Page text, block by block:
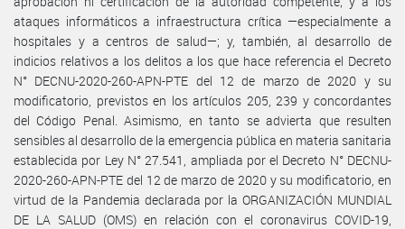
ataques informáticos a infraestructura crítica —especialmente a
hospitales y a centros de salud—; y, también, al desarrollo de
indicios relativos a los delitos a los que hace referencia el Decreto
N° DECNU-2020-260-APN-PTE del 12 de marzo de 2020 y su
modificatorio, previstos en los artículos 205, 239 y concordantes
del Código Penal. Asimismo, en tanto se advierta que resulten
sensibles al desarrollo de la emergencia pública en materia sanitaria
establecida por Ley N° 27.541, ampliada por el Decreto N° DECNU-
2020-260-APN-PTE del 12 de marzo de 2020 y su modificatorio, en
virtud de la Pandemia declarada por la ORGANIZACIÓN MUNDIAL
DE LA SALUD (OMS) en relación con el coronavirus COVID-19,